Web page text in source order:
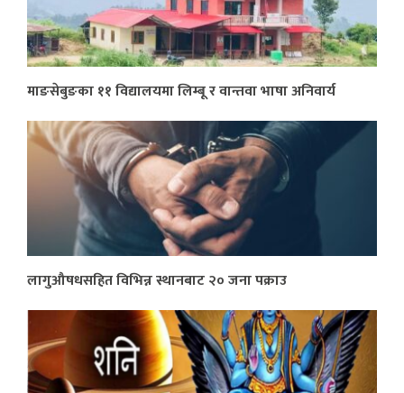
माङसेबुङका ११ विद्यालयमा लिम्बू र वान्तवा भाषा अनिवार्य
लागुऔषधसहित विभिन्न स्थानबाट २० जना पक्राउ